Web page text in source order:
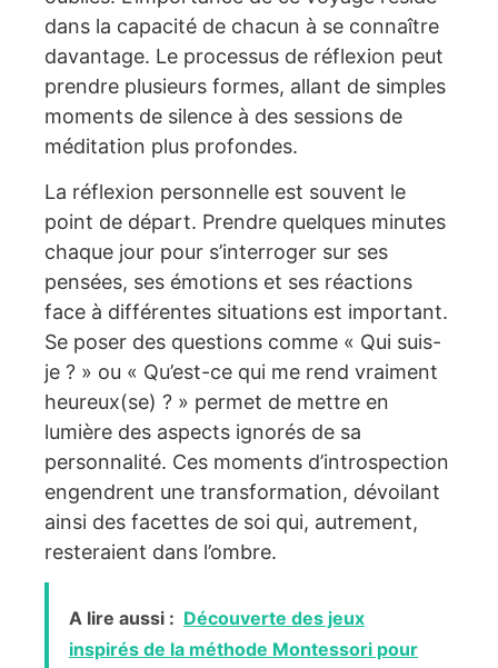
dans la capacité de chacun à se connaître
davantage. Le processus de réflexion peut
prendre plusieurs formes, allant de simples
moments de silence à des sessions de
méditation plus profondes.
La réflexion personnelle est souvent le
point de départ. Prendre quelques minutes
chaque jour pour s’interroger sur ses
pensées, ses émotions et ses réactions
face à différentes situations est important.
Se poser des questions comme « Qui suis-
je ? » ou « Qu’est-ce qui me rend vraiment
heureux(se) ? » permet de mettre en
lumière des aspects ignorés de sa
personnalité. Ces moments d’introspection
engendrent une transformation, dévoilant
ainsi des facettes de soi qui, autrement,
resteraient dans l’ombre.
A lire aussi : Découverte des jeux
inspirés de la méthode Montessori pour